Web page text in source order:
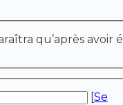
qu’après avoir
[Se